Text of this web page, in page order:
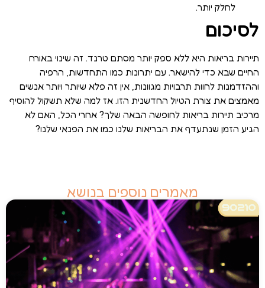
לחלק יותר.
לסיכום
תיירות בריאות היא ללא ספק יותר מסתם טרנד. זה שינוי באורח
החיים שבא כדי להישאר. עם יתרונות כמו התחדשות, הרפיה
וההזדמנות לחוות תרבויות מגוונות, אין זה פלא שיותר ויותר אנשים
מאמצים את צורת הטיול החדשנית הזו. אז למה שלא תשקול להוסיף
מרכיב תיירות בריאות לחופשה הבאה שלך? אחרי הכל, האם לא
הגיע הזמן שנתעדף את הבריאות שלנו כמו את הפנאי שלנו?
מאמרים נוספים בנושא